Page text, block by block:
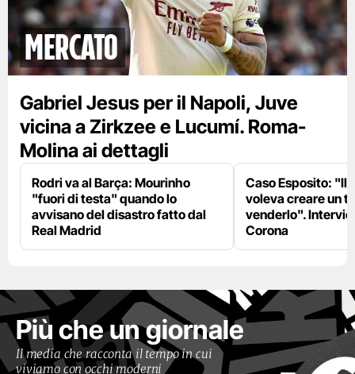
mercato
Gabriel Jesus per il Napoli, Juve
vicina a Zirkzee e Lucumí. Roma-
Molina ai dettagli
Rodri va al Barça: Mourinho
"fuori di testa" quando lo
avvisano del disastro fatto dal
Real Madrid
Caso Esposito: "Il
voleva creare un
venderlo".
Corona
Più che un giornale
Il media che racconta il tempo in cui
viviamo con occhi moderni